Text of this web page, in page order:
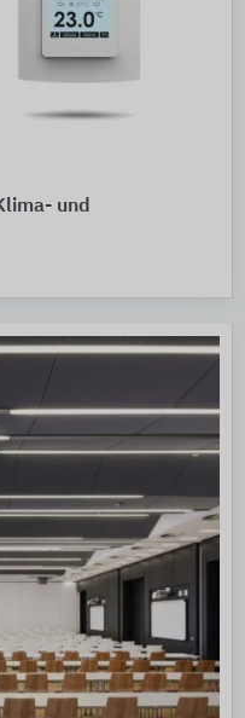
und